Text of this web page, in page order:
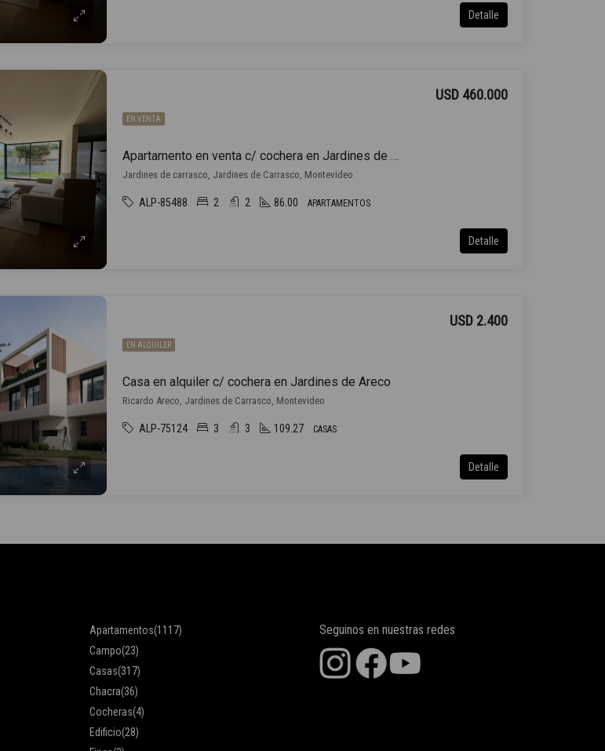
Detalle
EN VENTA
Apartamento en venta c/ cochera en Jardines de Carrasco Carrasco
USD 460.000
Jardines de carrasco, Jardines de Carrasco, Montevideo
ALP-85488 2 2 86.00 APARTAMENTOS
Detalle
EN ALQUILER
Casa en alquiler c/ cochera en Jardines de Areco
USD 2.400
Ricardo Areco, Jardines de Carrasco, Montevideo
ALP-75124 3 3 109.27 CASAS
Detalle
Apartamentos(1117)
Campo(23)
Casas(317)
Chacra(36)
Cocheras(4)
Edificio(28)
Seguinos en nuestras redes